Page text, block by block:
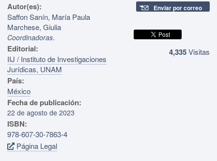
Autor(es):
Saffon Sanín, María Paula
Marchese, Giulia
Coordinadoras.
Editorial:
IIJ / Instituto de Investigaciones
Jurídicas, UNAM
País:
México
Fecha de publicación:
22 de agosto de 2023
ISBN:
978-607-30-7863-4
Página Legal
Enviar por correo
4,335Visitas